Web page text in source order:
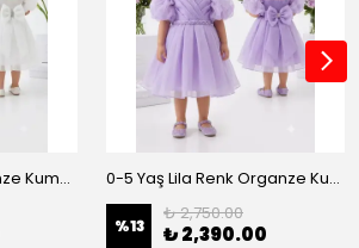
0-5 Yaş Beyaz Organze Kumaş Bel İnci Kemerli Midi Boy Arkası Lastikli Abiye 0-5 Yaş Lila Renk Organze Kumaş Bel İnci Kemerli Midi Boy Arkası Lastikli Abiye
%13
₺ 2,750.00
₺ 2,390.00